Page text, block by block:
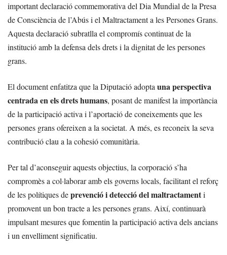
important declaració commemorativa del Dia Mundial de la Presa
de Consciència de l’Abús i el Maltractament a les Persones Grans.
Aquesta declaració subratlla el compromís continuat de la
institució amb la defensa dels drets i la dignitat de les persones
grans.
El document enfatitza que la Diputació adopta una perspectiva
centrada en els drets humans, posant de manifest la importància
de la participació activa i l’aportació de coneixements que les
persones grans ofereixen a la societat. A més, es reconeix la seva
contribució clau a la cohesió comunitària.
Per tal d’aconseguir aquests objectius, la corporació s’ha
compromès a col·laborar amb els governs locals, facilitant el reforç
de les polítiques deprevenció i detecció del maltractamenti
promovent un bon tracte a les persones grans. Així, continuarà
impulsant mesures que fomentin la participació activa dels ancians
i un envelliment significatiu.